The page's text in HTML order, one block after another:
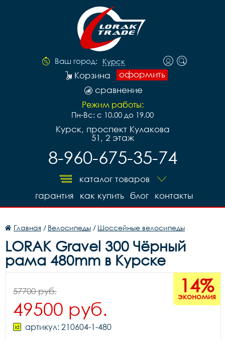
Ваш город: Курск
оформить
Корзина
сравнение
Режим работы:
Пн-Вс: с 10.00 до 19.00
Курск, проспект Кулакова
51, 2 этаж
8-960-675-35-74
каталог товаров
контакты
блог
как купить
гарантия
Главная / Велосипеды / Шоссейные велосипеды
LORAK Gravel 300 Чёрный
рама 480mm в Курске
14%
экономия
57700 руб.
49500 руб.
артикул: 210604-1-480